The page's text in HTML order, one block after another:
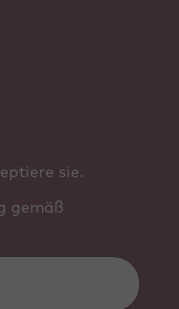
sie.
gemäß